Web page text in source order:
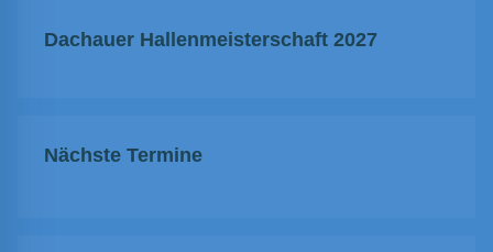
Dachauer Hallenmeisterschaft 2027
Nächste Termine